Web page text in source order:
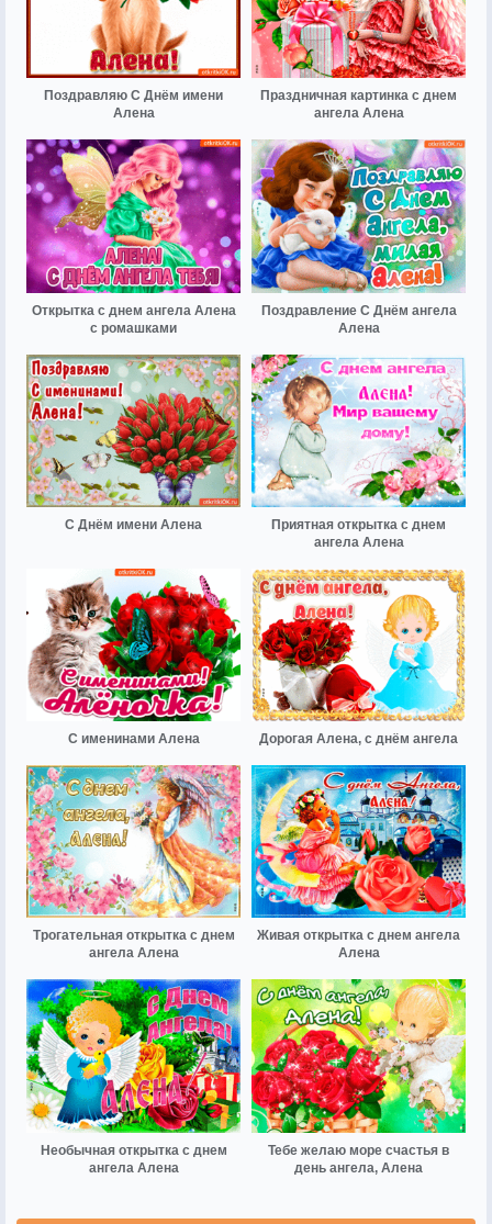
Поздравляю С Днём имени
Алена
Праздничная картинка с днем
ангела Алена
Открытка с днем ангела Алена
с ромашками
Поздравление С Днём ангела
Алена
С Днём имени Алена
Приятная открытка с днем
ангела Алена
С именинами Алена Дорогая Алена, с днём ангела
Трогательная открытка с днем
ангела Алена
Живая открытка с днем ангела
Алена
Необычная открытка с днем
ангела Алена
Тебе желаю море счастья в
день ангела, Алена